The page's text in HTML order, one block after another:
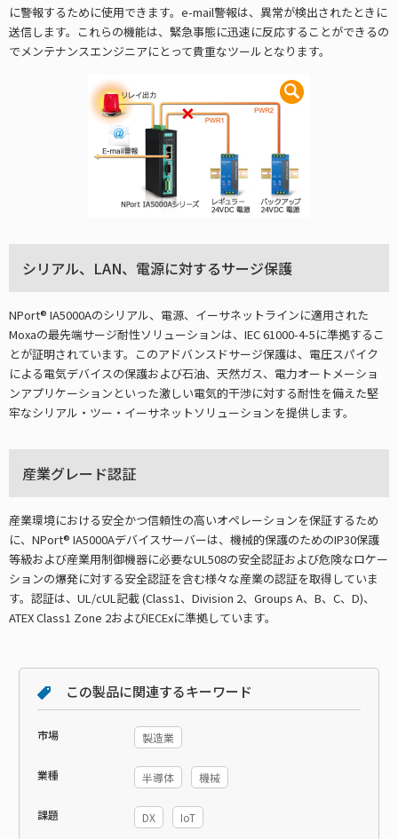
に警報するために使用できます。e-mail警報は、異常が検出されたときに
送信します。これらの機能は、緊急事態に迅速に反応することができるの
でメンテナンスエンジニアにとって貴重なツールとなります。
シリアル、LAN、電源に対するサージ保護
NPort® IA5000Aのシリアル、電源、イーサネットラインに適用された
Moxaの最先端サージ耐性ソリューションは、IEC 61000-4-5に準拠するこ
とが証明されています。このアドバンスドサージ保護は、電圧スパイク
による電気デバイスの保護および石油、天然ガス、電力オートメーショ
ンアプリケーションといった激しい電気的干渉に対する耐性を備えた堅
牢なシリアル・ツー・イーサネットソリューションを提供します。
産業グレード認証
産業環境における安全かつ信頼性の高いオペレーションを保証するため
に、NPort® IA5000Aデバイスサーバーは、機械的保護のためのIP30保護
等級および産業用制御機器に必要なUL508の安全認証および危険なロケー
ションの爆発に対する安全認証を含む様々な産業の認証を取得していま
す。認証は、UL/cUL記載 (Class1、Division 2、Groups A、B、C、D)、
ATEX Class1 Zone 2およびIECExに準拠しています。
この製品に関連するキーワード
市場 製造業
業種 半導体 機械
課題 DX IoT